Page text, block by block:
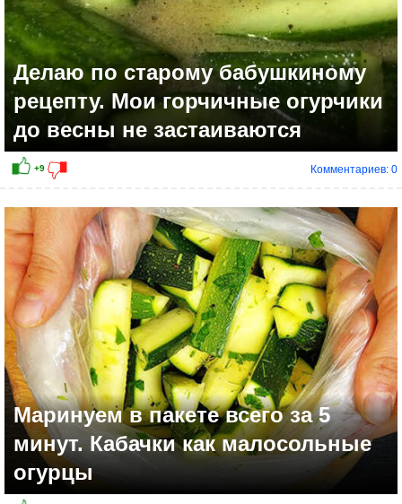
Делаю по старому бабушкиному
рецепту. Мои горчичные огурчики
до весны не застаиваются
Комментариев: 0
Маринуем в пакете всего за 5
минут. Кабачки как малосольные
огурцы